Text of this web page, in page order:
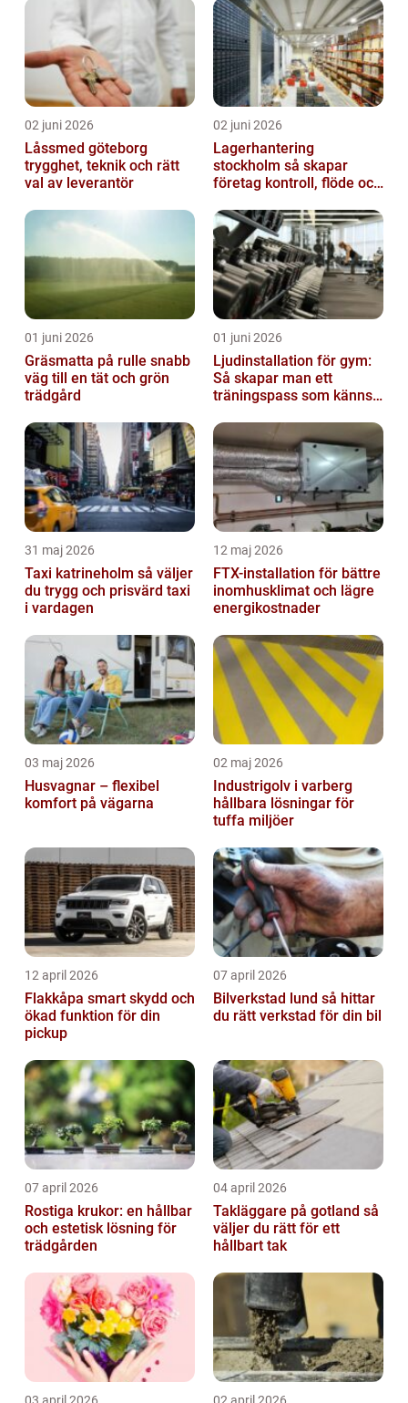
02 juni 2026
Låssmed göteborg
trygghet, teknik och rätt
val av leverantör
02 juni 2026
Lagerhantering
stockholm så skapar
företag kontroll, flöde och
01 juni 2026
Gräsmatta på rulle snabb
väg till en tät och grön
trädgård
01 juni 2026
Ljudinstallation för gym:
Så skapar man ett
träningspass som känns i
31 maj 2026
Taxi katrineholm så väljer
du trygg och prisvärd taxi
i vardagen
12 maj 2026
FTX-installation för bättre
inomhusklimat och lägre
energikostnader
03 maj 2026
Husvagnar – flexibel
komfort på vägarna
02 maj 2026
Industrigolv i varberg
hållbara lösningar för
tuffa miljöer
12 april 2026
Flakkåpa smart skydd och
ökad funktion för din
pickup
07 april 2026
Bilverkstad lund så hittar
du rätt verkstad för din bil
07 april 2026
Rostiga krukor: en hållbar
och estetisk lösning för
trädgården
04 april 2026
Takläggare på gotland så
väljer du rätt för ett
hållbart tak